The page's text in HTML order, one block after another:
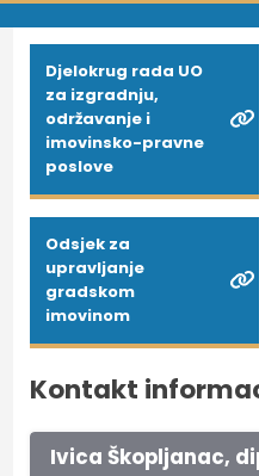
Djelokrug rada UO
za izgradnju,
održavanje i
imovinsko-pravne
poslove
Odsjek za
upravljanje
gradskom
imovinom
Kontakt
Ivica Škopljanac,